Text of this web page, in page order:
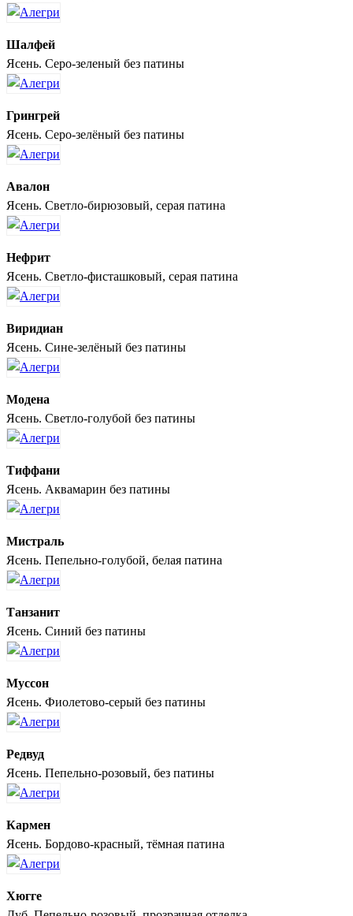
Шалфей
Ясень. Серо-зеленый без патины
Грингрей
Ясень. Серо-зелёный без патины
Авалон
Ясень. Светло-бирюзовый, серая патина
Нефрит
Ясень. Светло-фисташковый, серая патина
Виридиан
Ясень. Сине-зелёный без патины
Модена
Ясень. Светло-голубой без патины
Тиффани
Ясень. Аквамарин без патины
Мистраль
Ясень. Пепельно-голубой, белая патина
Танзанит
Ясень. Синий без патины
Муссон
Ясень. Фиолетово-серый без патины
Редвуд
Ясень. Пепельно-розовый, без патины
Кармен
Ясень. Бордово-красный, тёмная патина
Хюгге